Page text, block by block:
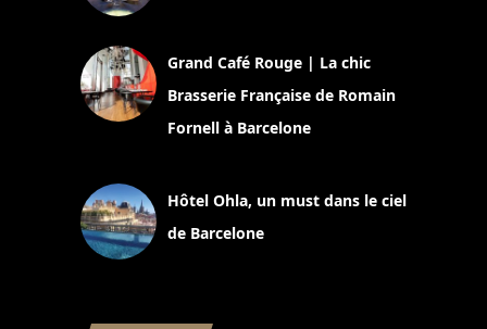
Grand Café Rouge | La chic
Brasserie Française de Romain
Fornell à Barcelone
Hôtel Ohla, un must dans le ciel
de Barcelone